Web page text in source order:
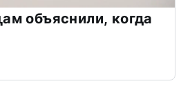
объяснили, когда